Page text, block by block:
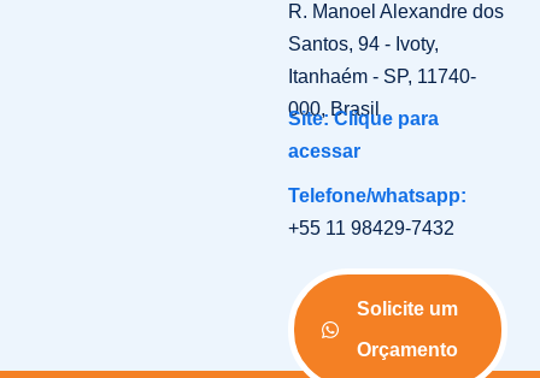
R. Manoel Alexandre dos
Santos, 94 - Ivoty,
Itanhaém - SP, 11740-
000, Brasil
Site: Clique para
acessar
Telefone/whatsapp:
+55 11 98429-7432
Solicite um
Orçamento